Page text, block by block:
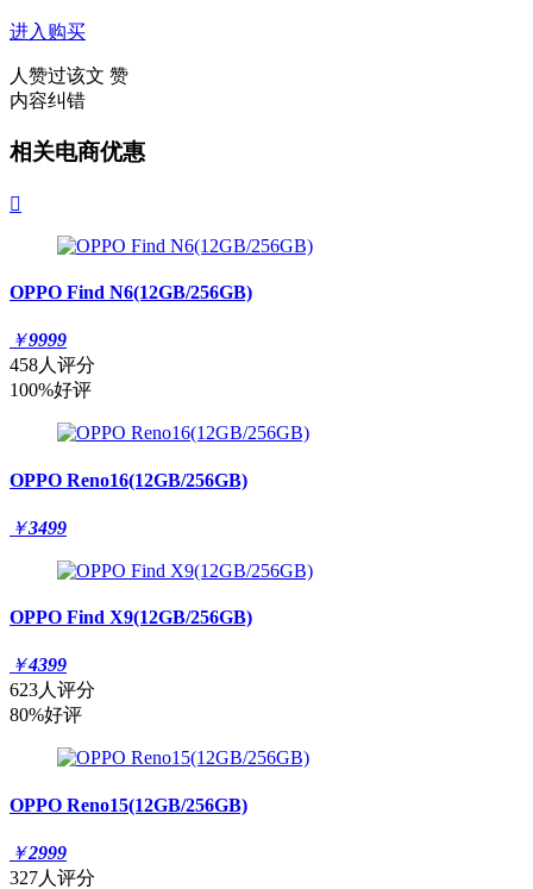
进入购买
人赞过该文 赞
内容纠错
相关电商优惠

OPPO Find N6(12GB/256GB)
￥9999
458人评分
100%好评
OPPO Reno16(12GB/256GB)
￥3499
OPPO Find X9(12GB/256GB)
￥4399
623人评分
80%好评
OPPO Reno15(12GB/256GB)
￥2999
327人评分